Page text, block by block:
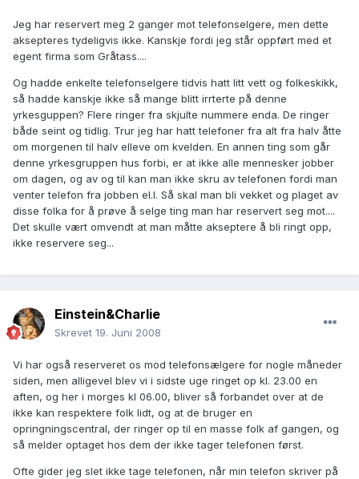
Jeg har reservert meg 2 ganger mot telefonselgere, men dette
aksepteres tydeligvis ikke. Kanskje fordi jeg står oppført med et
egent firma som Gråtass....
Og hadde enkelte telefonselgere tidvis hatt litt vett og folkeskikk,
så hadde kanskje ikke så mange blitt irrterte på denne
yrkesguppen? Flere ringer fra skjulte nummere enda. De ringer
både seint og tidlig. Trur jeg har hatt telefoner fra alt fra halv åtte
om morgenen til halv elleve om kvelden. En annen ting som går
denne yrkesgruppen hus forbi, er at ikke alle mennesker jobber
om dagen, og av og til kan man ikke skru av telefonen fordi man
venter telefon fra jobben el.l. Så skal man bli vekket og plaget av
disse folka for å prøve å selge ting man har reservert seg mot....
Det skulle vært omvendt at man måtte akseptere å bli ringt opp,
ikke reservere seg...
Einstein&Charlie
Skrevet 19. Juni 2008
Vi har også reserveret os mod telefonsælgere for nogle måneder
siden, men alligevel blev vi i sidste uge ringet op kl. 23.00 en
aften, og her i morges kl 06.00, bliver så forbandet over at de
ikke kan respektere folk lidt, og at de bruger en
opringningscentral, der ringer op til en masse folk af gangen, og
så melder optaget hos dem der ikke tager telefonen først.
Ofte gider jeg slet ikke tage telefonen, når min telefon skriver på